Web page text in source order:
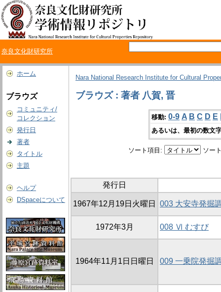
奈良文化財研究所
ホーム
ブラウズ
コミュニティ/
コレクション
発行日
著者
タイトル
主題
ヘルプ
DSpaceについて
Nara National Research Institute for Cultural
ブラウズ : 著者 八賀, 晋
移動: 0-9 A B C D E
あるいは、最初の数文
ソート項目: ソー
発行日
1967年12月19日火曜日 003 大安寺発掘
1972年3月 008 Ⅵ むすび
1964年11月1日日曜日 009 一乗院発掘